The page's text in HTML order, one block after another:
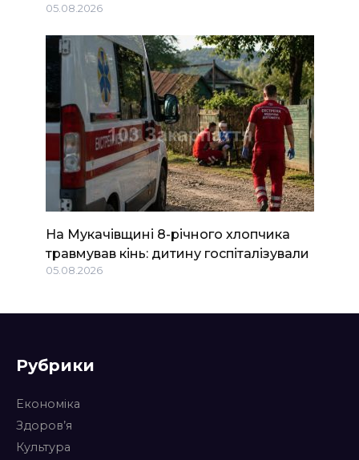
05.08.2026
На Мукачівщині 8-річного хлопчика
травмував кінь: дитину госпіталізували
05.08.2026
Рубрики
Економіка
Здоров’я
Культура